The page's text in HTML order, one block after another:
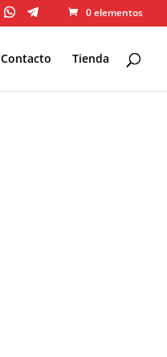
0 elementos
Contacto Tienda